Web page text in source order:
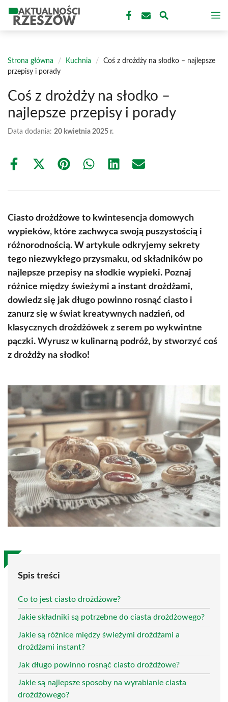
treści
Strona główna / Kuchnia /
Coś z drożdży na słodko – najlepsze
przepisy i porady
Coś z drożdży na słodko –
najlepsze przepisy i porady
Data dodania: 20 kwietnia 2025 r.
Share
Share
(Twitter)
Share Share Share Share
Ciasto drożdżowe to kwintesencja domowych
wypieków, które zachwyca swoją puszystością i
różnorodnością. W artykule odkryjemy sekrety
tego niezwykłego przysmaku, od składników po
najlepsze przepisy na słodkie wypieki. Poznaj
różnice między świeżymi a instant drożdżami,
dowiedz się jak długo powinno rosnąć ciasto i
zanurz się w świat kreatywnych nadzień, od
klasycznych drożdżówek z serem po wykwintne
pączki. Wyrusz w kulinarną podróż, by stworzyć coś
z drożdży na słodko!
Spis treści
Co to jest ciasto drożdżowe?
Jakie składniki są potrzebne do ciasta drożdżowego?
Jakie są różnice między świeżymi drożdżami a
drożdżami instant?
Jak długo powinno rosnąć ciasto drożdżowe?
Jakie są najlepsze sposoby na wyrabianie ciasta
drożdżowego?